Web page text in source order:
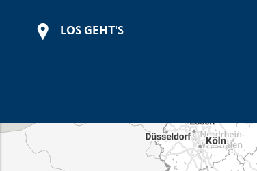
LOS GEHT'S